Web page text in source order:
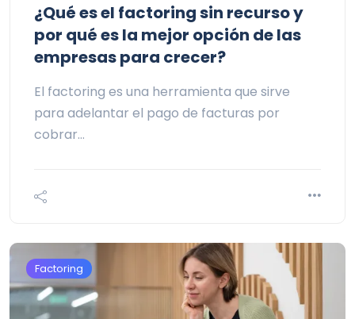
¿Qué es el factoring sin recurso y
por qué es la mejor opción de las
empresas para crecer?
El factoring es una herramienta que sirve
para adelantar el pago de facturas por
cobrar…
Factoring